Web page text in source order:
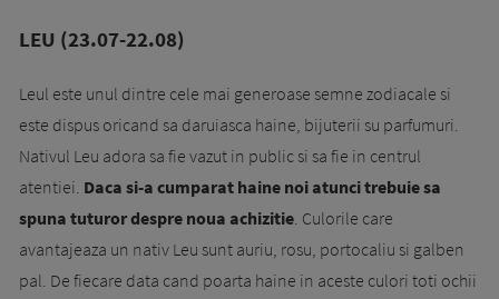
LEU (23.07-22.08)
Leul este unul dintre cele mai generoase semne zodiacale si
este dispus oricand sa daruiasca haine, bijuterii su parfumuri.
Nativul Leu adora sa fie vazut in public si sa fie in centrul
atentiei. Daca si-a cumparat haine noi atunci trebuie sa
spuna tuturor despre noua achizitie. Culorile care
avantajeaza un nativ Leu sunt auriu, rosu, portocaliu si galben
pal. De fiecare data cand poarta haine in aceste culori toti ochii